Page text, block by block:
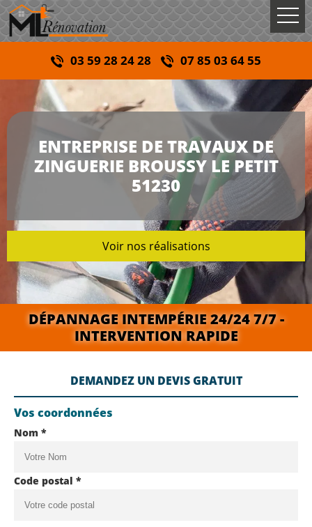
03 59 28 24 28 07 85 03 64 55
ENTREPRISE DE TRAVAUX DE
ZINGUERIE BROUSSY LE PETIT
51230
Voir nos réalisations
DÉPANNAGE INTEMPÉRIE 24/24 7/7 -
INTERVENTION RAPIDE
DEMANDEZ UN DEVIS GRATUIT
Vos coordonnées
Nom *
Code postal *